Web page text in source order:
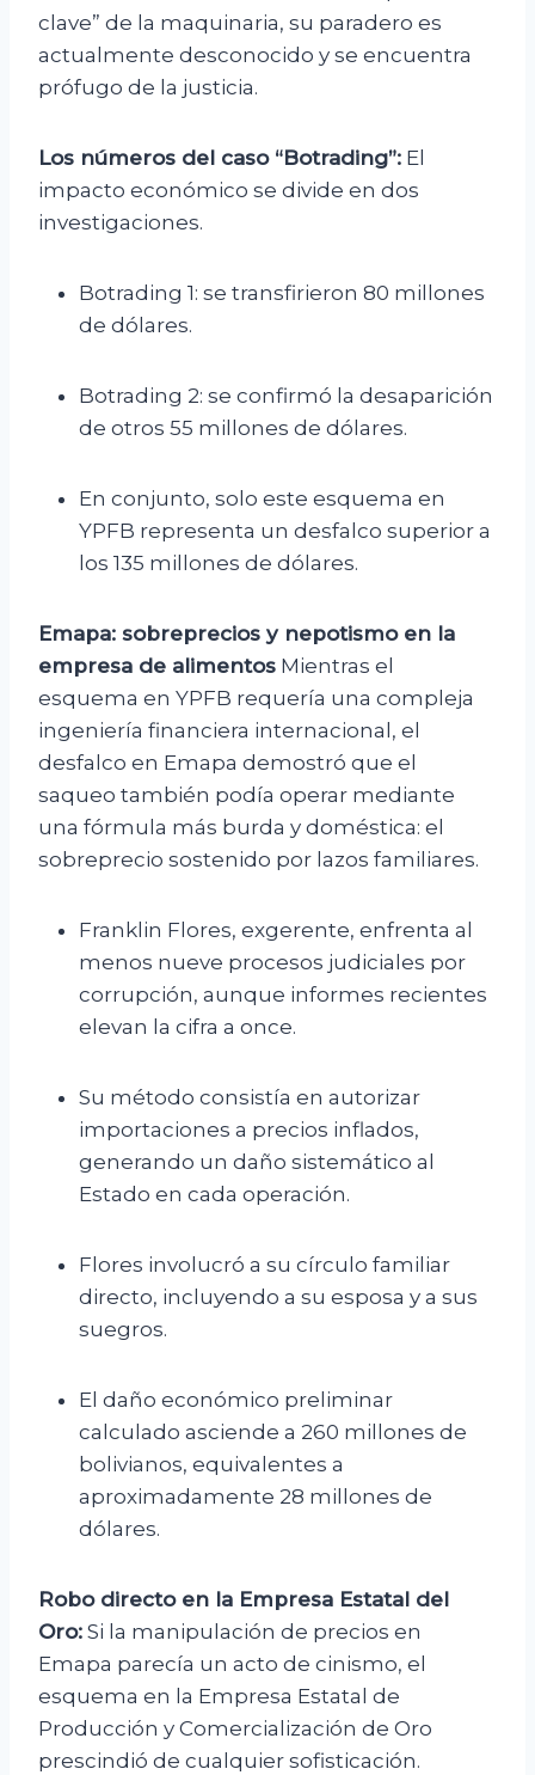
clave” de la maquinaria, su paradero es
actualmente desconocido y se encuentra
prófugo de la justicia.
Los números del caso “Botrading”: El
impacto económico se divide en dos
investigaciones.
Botrading 1: se transfirieron 80 millones
de dólares.
Botrading 2: se confirmó la desaparición
de otros 55 millones de dólares.
En conjunto, solo este esquema en
YPFB representa un desfalco superior a
los 135 millones de dólares.
Emapa: sobreprecios y nepotismo en la
empresa de alimentos Mientras el
esquema en YPFB requería una compleja
ingeniería financiera internacional, el
desfalco en Emapa demostró que el
saqueo también podía operar mediante
una fórmula más burda y doméstica: el
sobreprecio sostenido por lazos familiares.
Franklin Flores, exgerente, enfrenta al
menos nueve procesos judiciales por
corrupción, aunque informes recientes
elevan la cifra a once.
Su método consistía en autorizar
importaciones a precios inflados,
generando un daño sistemático al
Estado en cada operación.
Flores involucró a su círculo familiar
directo, incluyendo a su esposa y a sus
suegros.
El daño económico preliminar
calculado asciende a 260 millones de
bolivianos, equivalentes a
aproximadamente 28 millones de
dólares.
Robo directo en la Empresa Estatal del
Oro: Si la manipulación de precios en
Emapa parecía un acto de cinismo, el
esquema en la Empresa Estatal de
Producción y Comercialización de Oro
prescindió de cualquier sofisticación.